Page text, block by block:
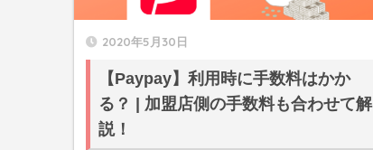
2020年5月30日
【Paypay】利用時に手数料はかか
る？ | 加盟店側の手数料も合わせて解
説！